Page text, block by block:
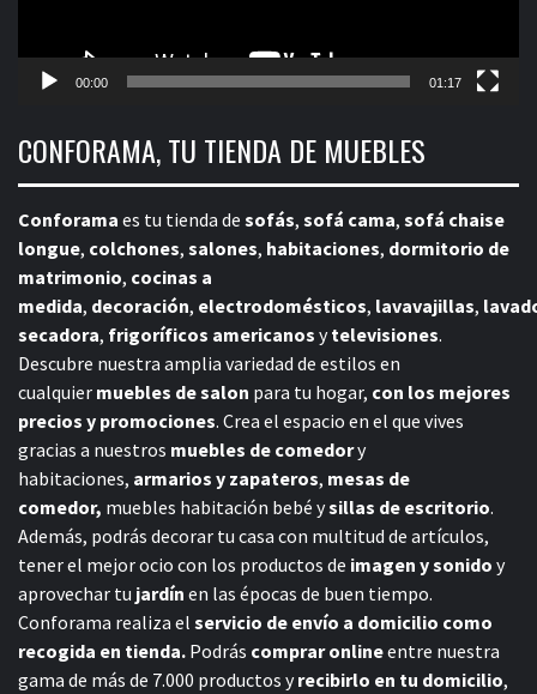
00:00 01:17
CONFORAMA, TU TIENDA DE MUEBLES
Conforama es tu tienda de sofás, sofá cama, sofá chaise
longue, colchones, salones, habitaciones, dormitorio de
matrimonio, cocinas a
medida, decoración, electrodomésticos, lavavajillas,
secadora, frigoríficos americanos ytelevisiones.
Descubre nuestra amplia variedad de estilos en
cualquier muebles de salon para tu hogar, con los mejores
precios y promociones. Crea el espacio en el que vives
gracias a nuestros muebles de comedory
habitaciones, armarios y zapateros, mesas de
comedor, muebles habitación bebé ysillas de escritorio.
Además, podrás decorar tu casa con multitud de artículos,
tener el mejor ocio con los productos de imagen y sonido y
aprovechar tu jardín en las épocas de buen tiempo.
Conforama realiza el servicio de envío a domicilio como
recogida en tienda. Podrás comprar onlineentre nuestra
gama de más de 7.000 productos yrecibirlo en tu domicilio,